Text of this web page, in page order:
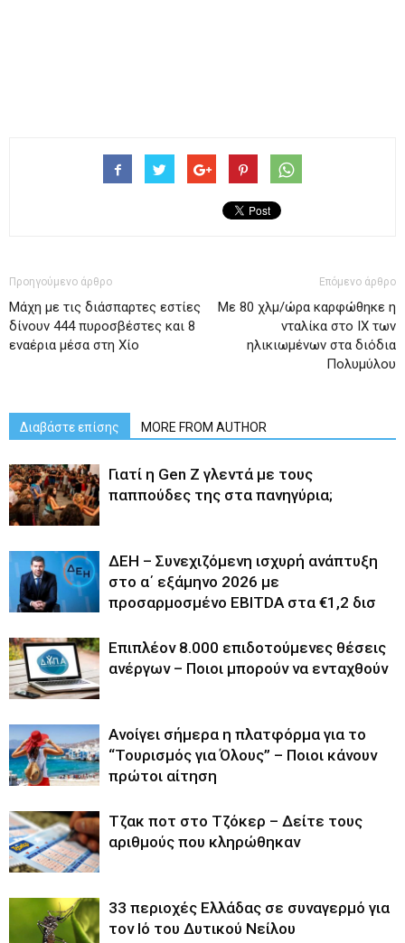
Προηγούμενο άρθρο
Μάχη με τις διάσπαρτες εστίες
δίνουν 444 πυροσβέστες και 8
εναέρια μέσα στη Χίο
Επόμενο άρθρο
Με 80 χλμ/ώρα καρφώθηκε η
νταλίκα στο ΙΧ των
ηλικιωμένων στα διόδια
Πολυμύλου
Διαβάστε επίσης MORE FROM AUTHOR
Γιατί η Gen Z γλεντά με τους
παππούδες της στα πανηγύρια;
ΔΕΗ – Συνεχιζόμενη ισχυρή ανάπτυξη
στο α΄ εξάμηνο 2026 με
προσαρμοσμένο EBITDA στα €1,2 δισ
Επιπλέον 8.000 επιδοτούμενες θέσεις
ανέργων – Ποιοι μπορούν να ενταχθούν
Ανοίγει σήμερα η πλατφόρμα για το
“Τουρισμός για Όλους” – Ποιοι κάνουν
πρώτοι αίτηση
Tζακ ποτ στο Τζόκερ – Δείτε τους
αριθμούς που κληρώθηκαν
33 περιοχές Ελλάδας σε συναγερμό για
τον Ιό του Δυτικού Νείλου